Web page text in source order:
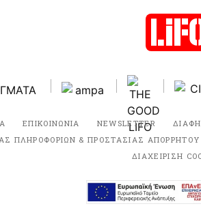
ΕΠΙΚΟΙΝΩΝΙΑ NEWSLETTER
ΠΛΗΡΟΦΟΡΙΩΝ & ΠΡΟΣΤΑΣΙΑΣ ΑΠΟΡΡΗΤΟΥ
ΔΙΑΧΕΙΡΙΣΗ